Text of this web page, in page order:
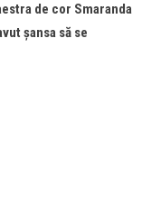
de cor Smaranda
șansa să se